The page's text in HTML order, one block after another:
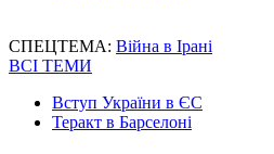
СПЕЦТЕМА: Війна в Ірані
ВСІ ТЕМИ
Вступ України в ЄС
Теракт в Барселоні